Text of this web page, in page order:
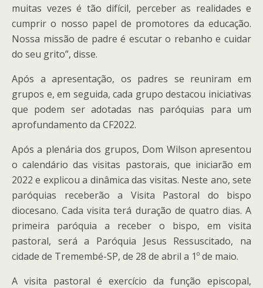
muitas vezes é tão difícil, perceber as realidades e
cumprir o nosso papel de promotores da educação.
Nossa missão de padre é escutar o rebanho e cuidar
do seu grito”, disse.
Após a apresentação, os padres se reuniram em
grupos e, em seguida, cada grupo destacou iniciativas
que podem ser adotadas nas paróquias para um
aprofundamento da CF2022.
Após a plenária dos grupos, Dom Wilson apresentou
o calendário das visitas pastorais, que iniciarão em
2022 e explicou a dinâmica das visitas. Neste ano, sete
paróquias receberão a Visita Pastoral do bispo
diocesano. Cada visita terá duração de quatro dias. A
primeira paróquia a receber o bispo, em visita
pastoral, será a Paróquia Jesus Ressuscitado, na
cidade de Tremembé-SP, de 28 de abril a 1º de maio.
A visita pastoral é exercício da função episcopal,